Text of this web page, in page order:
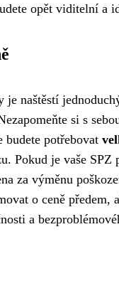
opět viditelní
je naštěstí
si s
potřebovat
Pokud je vaše
za výměnu
o ceně
a